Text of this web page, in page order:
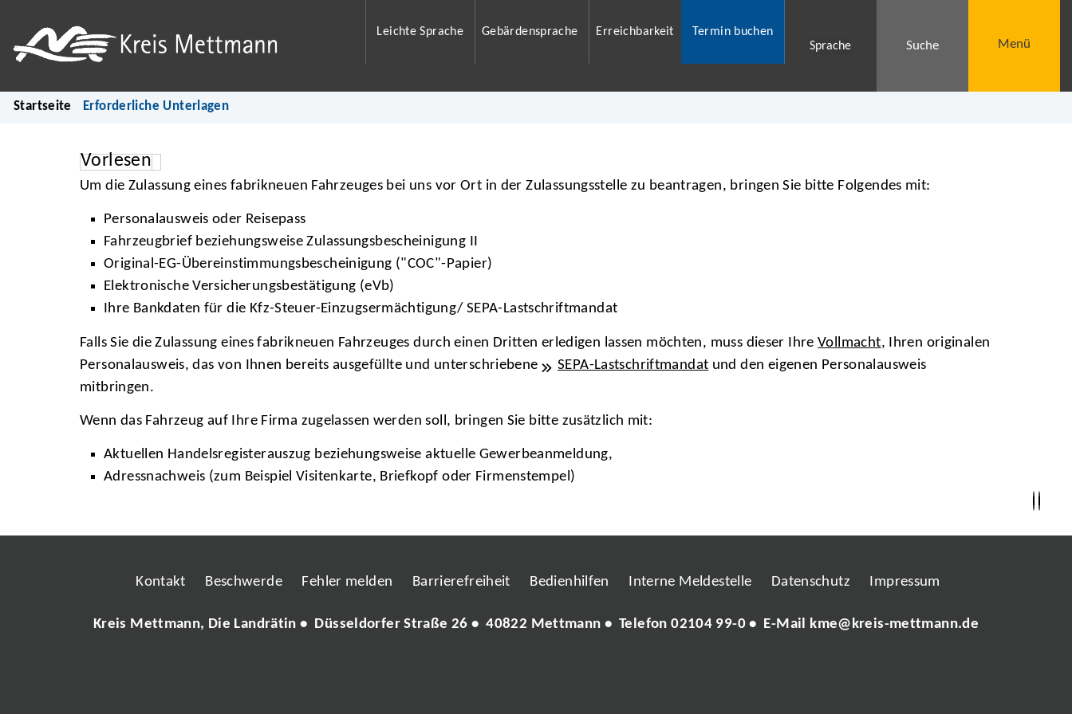
Leichte Sprache Gebärdensprache Erreichbarkeit
Termin buchen
Sprache
Suche Menü
Startseite Erforderliche Unterlagen
Vorlesen
Um die Zulassung eines fabrikneuen Fahrzeuges bei uns vor Ort in der Zulassungsstelle zu beantragen, bringen Sie bitte Folgendes mit:
Personalausweis oder Reisepass
Fahrzeugbrief beziehungsweise Zulassungsbescheinigung II
Original-EG-Übereinstimmungsbescheinigung ("COC"-Papier)
Elektronische Versicherungsbestätigung (eVb)
Ihre Bankdaten für die Kfz-Steuer-Einzugsermächtigung/ SEPA-Lastschriftmandat
Falls Sie die Zulassung eines fabrikneuen Fahrzeuges durch einen Dritten erledigen lassen möchten, muss dieser IhreVollmacht, Ihren originalen
Personalausweis, das von Ihnen bereits ausgefüllte und unterschriebene
SEPA-Lastschriftmandat und den eigenen Personalausweis
mitbringen.
Wenn das Fahrzeug auf Ihre Firma zugelassen werden soll, bringen Sie bitte zusätzlich mit:
Aktuellen Handelsregisterauszug beziehungsweise aktuelle Gewerbeanmeldung,
Adressnachweis (zum Beispiel Visitenkarte, Briefkopf oder Firmenstempel)
Kontakt Beschwerde Fehler melden Barrierefreiheit Bedienhilfen Interne Meldestelle Datenschutz Impressum
Kreis Mettmann, Die Landrätin • Düsseldorfer Straße 26 • 40822 Mettmann • Telefon02104 99-0• E-Mail kme@kreis-mettmann.de